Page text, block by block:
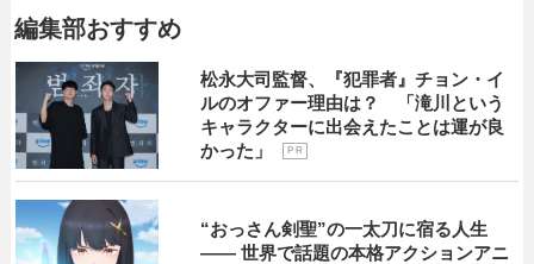
編集部おすすめ
松永大司監督、『犯罪者』チョン・イ
ルのオファー理由は？ 「滝川という
キャラクターに出会えたことは運が良
かった」
P R
“おっさん剣聖”の一太刀に宿る人生
―― 世界で話題の本格アクションアニ